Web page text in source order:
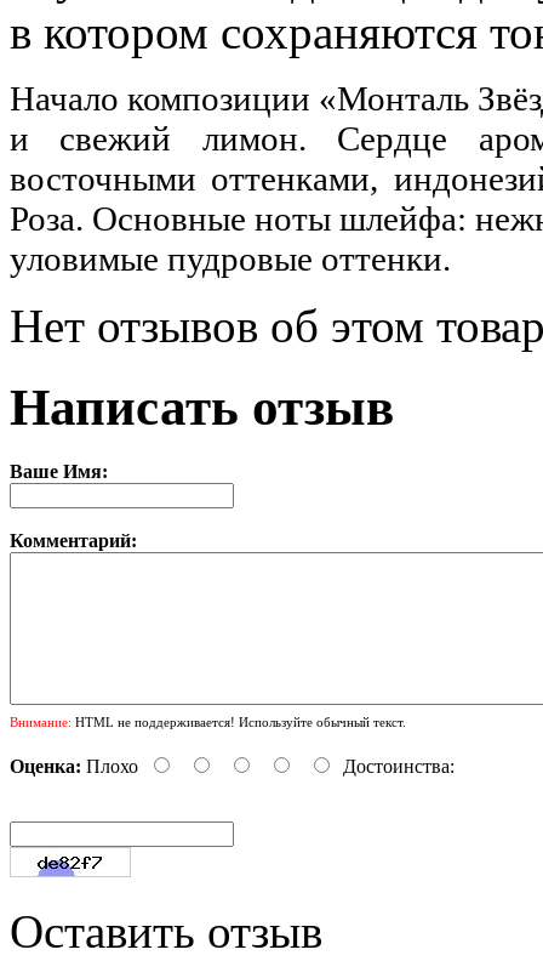
в котором сохраняются
Начало композиции «Монталь
и свежий лимон. Сердце
восточными оттенками,
Роза. Основные ноты шлейфа:
уловимые пудровые оттенки.
Нет отзывов об этом
Написать отзыв
Ваше Имя:
Комментарий:
Внимание: HTML не поддерживается! Используйте обычный текст.
Оценка: Плохо Достоинства:
Оставить отзыв